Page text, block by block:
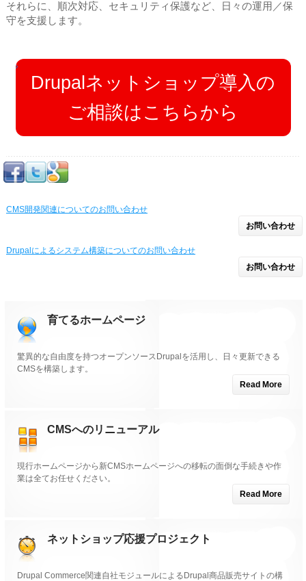
それらに、順次対応、セキュリティ保護など、日々の運用／保
守を支援します。
Drupalネットショップ導入の
ご相談はこちらから
CMS開発関連についてのお問い合わせ
お問い合わせ
Drupalによるシステム構築についてのお問い合わせ
お問い合わせ
育てるホームページ
驚異的な自由度を持つオープンソースDrupalを活用し、日々更新できる
CMSを構築します。
Read More
CMSへのリニューアル
現行ホームページから新CMSホームページへの移転の面倒な手続きや作
業は全てお任せください。
Read More
ネットショップ応援プロジェクト
Drupal Commerce関連自社モジュールによるDrupal商品販売サイトの構